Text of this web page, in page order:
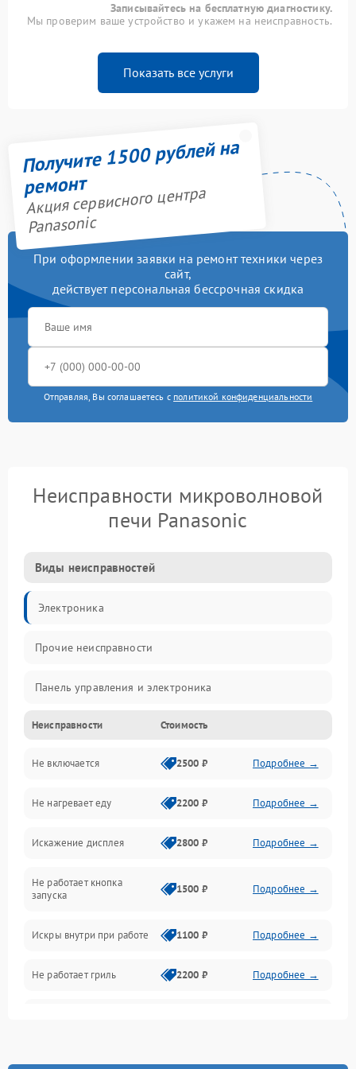
Записывайтесь на бесплатную диагностику.
Мы проверим ваше устройство и укажем на неисправность.
Показать все услуги
Получите 1500 рублей на
ремонт
Акция сервисного центра
Panasonic
При оформлении заявки на ремонт техники через
сайт,
действует персональная бессрочная скидка
Отправляя, Вы соглашаетесь с политикой конфиденциальности
Неисправности микроволновой
печи Panasonic
Виды неисправностей
Электроника
Прочие неисправности
Панель управления и электроника
Дверца и корпус
Механика и внутренние элементы
Механические повреждения
Питание и запуск
Нагрев и приготовление
Неисправности Стоимость
Не включается 2500 ₽ Подробнее →
Не нагревает еду 2200 ₽ Подробнее →
Искажение дисплея 2800 ₽ Подробнее →
Не работает кнопка
запуска
1500 ₽ Подробнее →
Искры внутри при работе 1100 ₽ Подробнее →
Не работает гриль 2200 ₽ Подробнее →